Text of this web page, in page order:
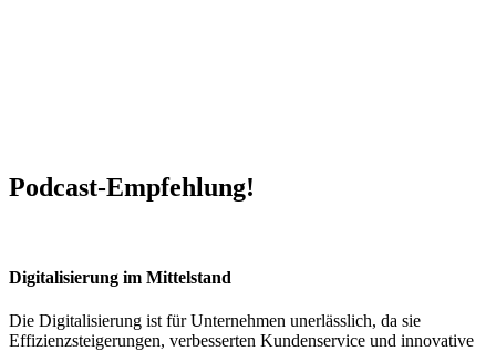
Podcast-Empfehlung!
Digitalisierung im Mittelstand
Die Digitalisierung ist für Unternehmen unerlässlich, da sie
Effizienzsteigerungen, verbesserten Kundenservice und innovative